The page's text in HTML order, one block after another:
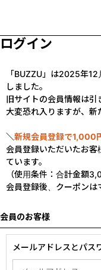
ログイン
「BUZZU」は2025年
しました。
旧サイトの会員情報は引
大変恐れ入りますが、新
＼新規会員登録で1,000
会員登録いただいたお
ています。
（使用条件：合計金額
会員登録後、クーポンは
会員のお客様
メールアドレスとパス